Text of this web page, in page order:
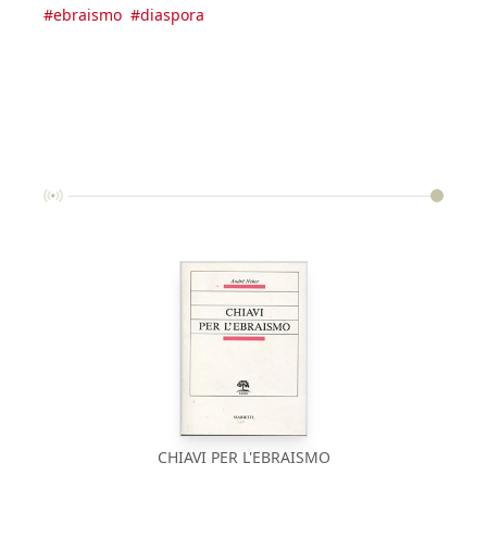
#ebraismo #diaspora
CHIAVI PER L'EBRAISMO